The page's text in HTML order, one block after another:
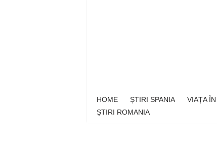
HOME ȘTIRI SPANIA VIAȚA
ȘTIRI ROMANIA